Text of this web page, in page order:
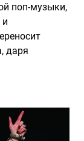
поп-музыки,
даря